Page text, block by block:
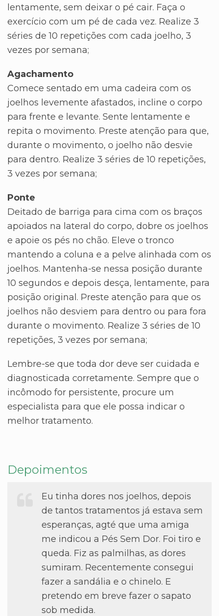
lentamente, sem deixar o pé cair. Faça o
exercício com um pé de cada vez. Realize 3
séries de 10 repetições com cada joelho, 3
vezes por semana;
Agachamento
Comece sentado em uma cadeira com os
joelhos levemente afastados, incline o corpo
para frente e levante. Sente lentamente e
repita o movimento. Preste atenção para que,
durante o movimento, o joelho não desvie
para dentro. Realize 3 séries de 10 repetições,
3 vezes por semana;
Ponte
Deitado de barriga para cima com os braços
apoiados na lateral do corpo, dobre os joelhos
e apoie os pés no chão. Eleve o tronco
mantendo a coluna e a pelve alinhada com os
joelhos. Mantenha-se nessa posição durante
10 segundos e depois desça, lentamente, para
posição original. Preste atenção para que os
joelhos não desviem para dentro ou para fora
durante o movimento. Realize 3 séries de 10
repetições, 3 vezes por semana;
Lembre-se que toda dor deve ser cuidada e
diagnosticada corretamente. Sempre que o
incômodo for persistente, procure um
especialista para que ele possa indicar o
melhor tratamento.
Depoimentos
Eu tinha dores nos joelhos, depois
de tantos tratamentos já estava sem
esperanças, agté que uma amiga
me indicou a Pés Sem Dor. Foi tiro e
queda. Fiz as palmilhas, as dores
sumiram. Recentemente consegui
fazer a sandália e o chinelo. E
pretendo em breve fazer o sapato
sob medida.